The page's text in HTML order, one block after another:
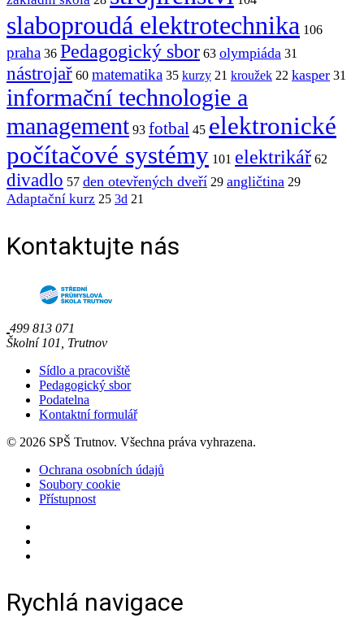
slaboproudá elektrotechnika 106
praha 36 Pedagogický sbor 63 olympiáda 31
nástrojař 60 matematika 35 kurzy 21 kroužek 22 kasper 31
informační technologie a
management 93 fotbal 45 elektronické
počítačové systémy 101 elektrikář 62
divadlo 57 den otevřených dveří 29 angličtina 29
Adaptační kurz 25 3d 21
Kontaktujte nás
499 813 071
Školní 101, Trutnov
Sídlo a pracoviště
Pedagogický sbor
Podatelna
Kontaktní formulář
© 2026 SPŠ Trutnov. Všechna práva vyhrazena.
Ochrana osobních údajů
Soubory cookie
Přístupnost
Rychlá navigace